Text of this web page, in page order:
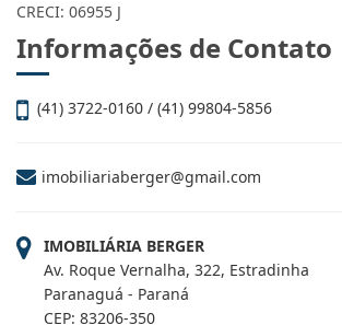
CRECI: 06955 J
Informações de Contato
(41) 3722-0160 / (41) 99804-5856
imobiliariaberger@gmail.com
IMOBILIÁRIA BERGER
Av. Roque Vernalha, 322, Estradinha
Paranaguá - Paraná
CEP: 83206-350